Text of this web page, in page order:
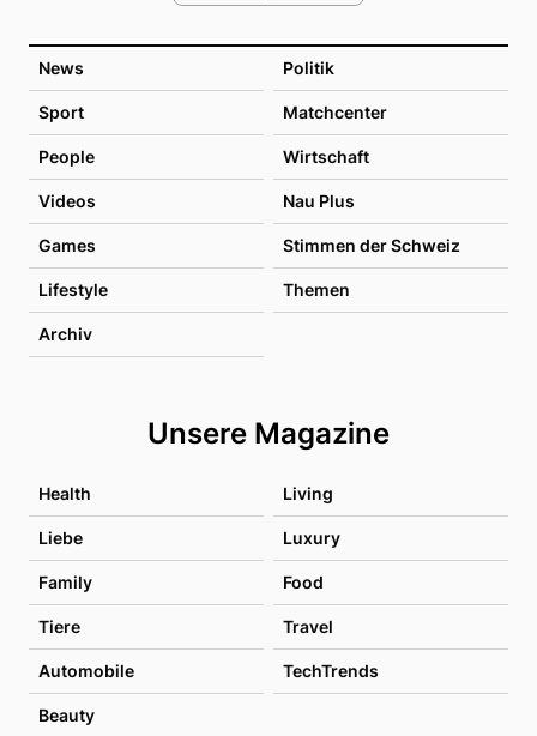
News Politik
Sport Matchcenter
People Wirtschaft
Videos Nau Plus
Games Stimmen der Schweiz
Lifestyle Themen
Archiv
Unsere Magazine
Health Living
Liebe Luxury
Family Food
Tiere Travel
Automobile TechTrends
Beauty